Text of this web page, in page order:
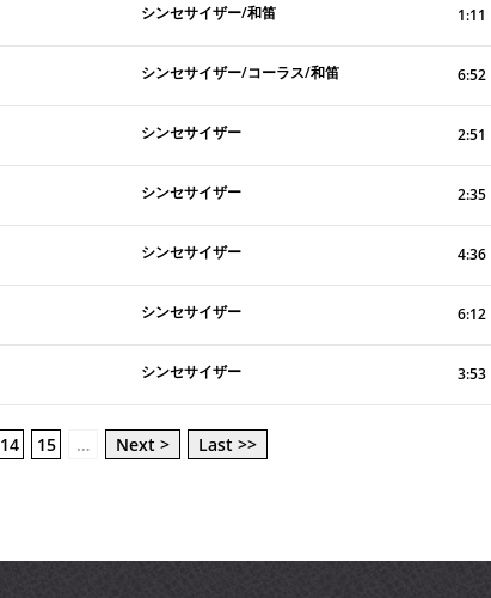
シンセサイザー/和笛 1:11
シンセサイザー/コーラス/和笛 6:52
シンセサイザー 2:51
シンセサイザー 2:35
シンセサイザー 4:36
シンセサイザー 6:12
シンセサイザー 3:53
14 15 … Next >
Last >>